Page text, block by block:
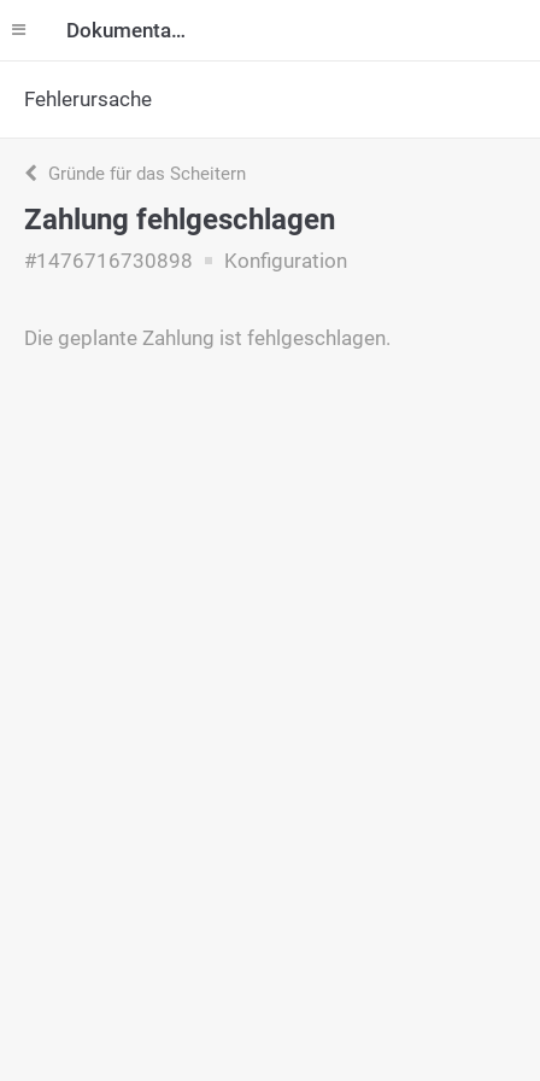
Dokumentation
Fehlerursache
Gründe für das Scheitern
Zahlung fehlgeschlagen
#1476716730898 Konfiguration
Die geplante Zahlung ist fehlgeschlagen.